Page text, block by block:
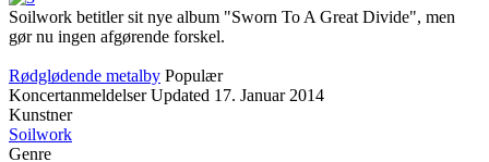
Soilwork betitler sit nye album "Sworn To A Great Divide", men
gør nu ingen afgørende forskel.
Rødglødende metalby Populær
Koncertanmeldelser Updated 17. Januar 2014
Kunstner
Soilwork
Genre